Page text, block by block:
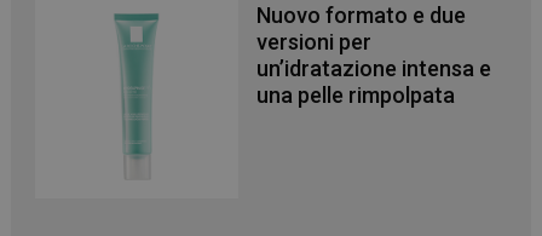
Nuovo formato e due
versioni per
un’idratazione intensa e
una pelle rimpolpata